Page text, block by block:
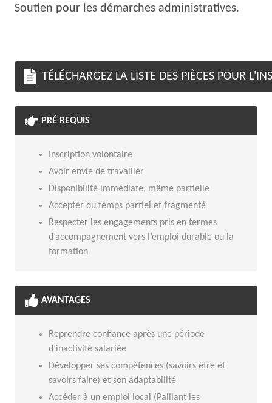
Soutien pour les démarches administratives.
TÉLÉCHARGEZ LA LISTE DES PIÈCES POUR
PRÉ REQUIS
Inscription volontaire
Avoir envie de travailler
Disponibilité immédiate, même partielle
Accepter du temps partiel et fragmenté
Respecter les engagements pris en termes
d’accompagnement vers l’emploi durable ou la
formation
AVANTAGES
Reprendre confiance après une période
d’inactivité salariée
Développer ses compétences (savoirs être et
savoirs faire) et son adaptabilité
Accéder à un emploi local (Palliant les